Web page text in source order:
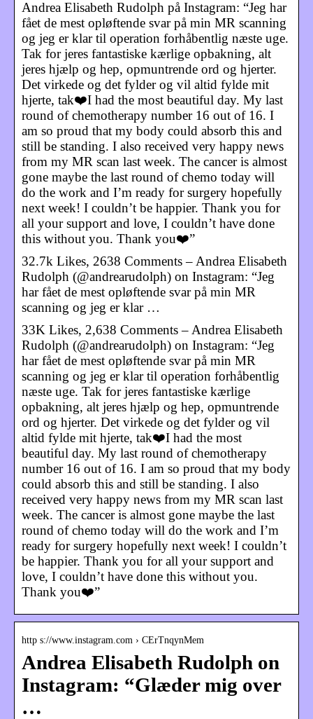
Andrea Elisabeth Rudolph på Instagram: “Jeg har
fået de mest opløftende svar på min MR scanning
og jeg er klar til operation forhåbentlig næste uge.
Tak for jeres fantastiske kærlige opbakning, alt
jeres hjælp og hep, opmuntrende ord og hjerter.
Det virkede og det fylder og vil altid fylde mit
hjerte, tak❤️I had the most beautiful day. My last
round of chemotherapy number 16 out of 16. I
am so proud that my body could absorb this and
still be standing. I also received very happy news
from my MR scan last week. The cancer is almost
gone maybe the last round of chemo today will
do the work and I’m ready for surgery hopefully
next week! I couldn’t be happier. Thank you for
all your support and love, I couldn’t have done
this without you. Thank you❤️”
32.7k Likes, 2638 Comments – Andrea Elisabeth
Rudolph (@andrearudolph) on Instagram: “Jeg
har fået de mest opløftende svar på min MR
scanning og jeg er klar …
33K Likes, 2,638 Comments – Andrea Elisabeth
Rudolph (@andrearudolph) on Instagram: “Jeg
har fået de mest opløftende svar på min MR
scanning og jeg er klar til operation forhåbentlig
næste uge. Tak for jeres fantastiske kærlige
opbakning, alt jeres hjælp og hep, opmuntrende
ord og hjerter. Det virkede og det fylder og vil
altid fylde mit hjerte, tak❤️I had the most
beautiful day. My last round of chemotherapy
number 16 out of 16. I am so proud that my body
could absorb this and still be standing. I also
received very happy news from my MR scan last
week. The cancer is almost gone maybe the last
round of chemo today will do the work and I’m
ready for surgery hopefully next week! I couldn’t
be happier. Thank you for all your support and
love, I couldn’t have done this without you.
Thank you❤️”
http s://www.instagram.com › CErTnqynMem
Andrea Elisabeth Rudolph on
Instagram: “Glæder mig over
…